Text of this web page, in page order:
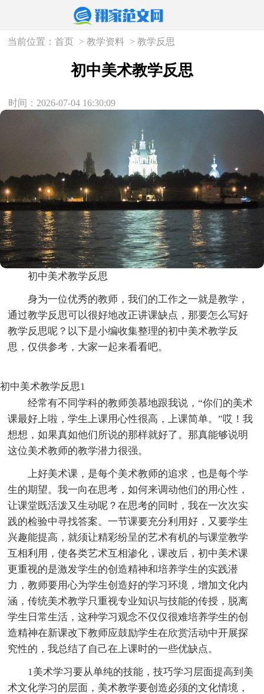
当前位置：首页 >教学资料 >教学反思
初中美术教学反思
时间：2026-07-04 16:30:09
初中美术教学反思
身为一位优秀的教师，我们的工作之一就是教学，
通过教学反思可以很好地改正讲课缺点，那要怎么写好
教学反思呢？以下是小编收集整理的初中美术教学反
思，仅供参考，大家一起来看看吧。
初中美术教学反思1
经常有不同学科的教师羡慕地跟我说，“你们的美术
课最好上啦，学生上课用心性很高，上课简单。”哎！我
想想，如果真如他们所说的那样就好了。那真能够说明
这位美术教师的教学潜力很强。
上好美术课，是每个美术教师的追求，也是每个学
生的期望。我一向在思考，如何来调动他们的用心性，
让课堂既活泼又生动呢？在思考的同时，我在一次次实
践的检验中寻找答案。一节课要充分利用好，又要学生
兴趣能提高，就须让精彩纷呈的艺术有机的与课堂教学
互相利用，使各类艺术互相渗化，课改后，初中美术课
更重视的是激发学生的创造精神和培养学生的实践潜
力，教师要用心为学生创造好的学习环境，增加文化内
涵，传统美术教学只重视专业知识与技能的传授，脱离
学生日常生活，这种学习观念不仅仅很难培养学生的创
造精神在新课改下教师应鼓励学生在欣赏活动中开展探
究性的，我总结了自己在上课时的一些优缺点。
1美术学习要从单纯的技能，技巧学习层面提高到美
术文化学习的层面，美术教学要创造必须的文化情境，